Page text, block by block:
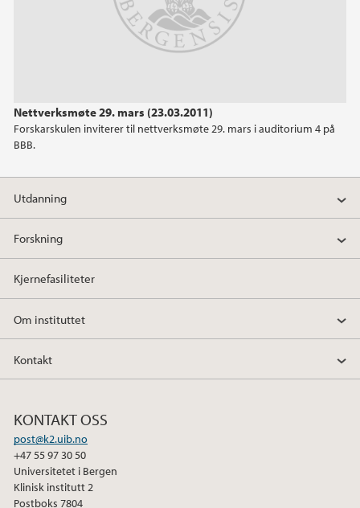
Nettverksmøte 29. mars (23.03.2011)
Forskarskulen inviterer til nettverksmøte 29. mars i auditorium 4 på
BBB.
2024
2023
2021
2020
2019
2018
2017
2016
2015
Utdanning
Forskning
Kjernefasiliteter
Om instituttet
Kontakt
KONTAKT OSS
post@k2.uib.no
+47 55 97 30 50
Universitetet i Bergen
Klinisk institutt 2
Postboks 7804